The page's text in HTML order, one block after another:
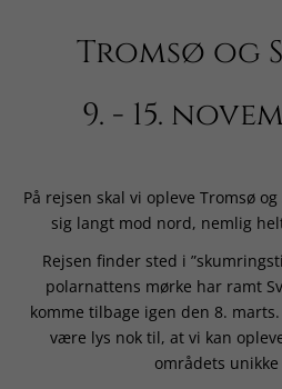
Tromsø og
9. - 15.
På rejsen skal vi opleve Tromsø
sig langt mod nord, nemlig
Rejsen finder sted i
polarnattens mørke har ramt
komme tilbage igen den 8.
være lys nok til, at vi kan
områdets